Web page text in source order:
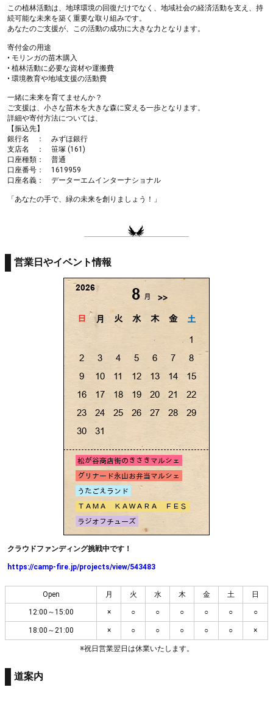
この植林活動は、地球環境の回復だけでなく、地域社会の経済活動を支え、持
続可能な未来を築く重要な取り組みです。
あなたのご支援が、この活動の成功に大きな力となります。
寄付金の用途
• モリンガの苗木購入
• 植林活動に必要な資材や運搬費
• 環境教育や地域支援の活動費
一緒に未来を育てませんか？
ご支援は、小さな苗木を大きな森に変える一歩となります。
詳細や寄付方法については、
【振込先】
銀行名 ： みずほ銀行
支店名 ： 笹塚 (161)
口座種類： 普通
口座番号： 1619959
口座名義： データーエムインターナショナル
「あなたの手で、緑の未来を創りましょう！」
営業日やイベント情報
クラウドファンディング挑戦中です！
https://camp-fire.jp/projects/view/543483
Open 月 火 水 木 金 土 日
12:00～15:00 × ○ ○ ○ ○ ○ ○
18:00～21:00 × ○ ○ ○ ○ ○ ×
※祝日営業翌日は休業いたします。
道案内